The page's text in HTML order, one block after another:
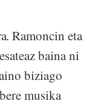
Ramoncin eta
baina ni
biziago
musika